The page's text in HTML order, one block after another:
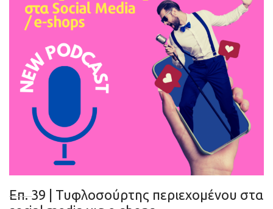
Eπ. 39 | Τυφλοσούρτης περιεχομένου στα